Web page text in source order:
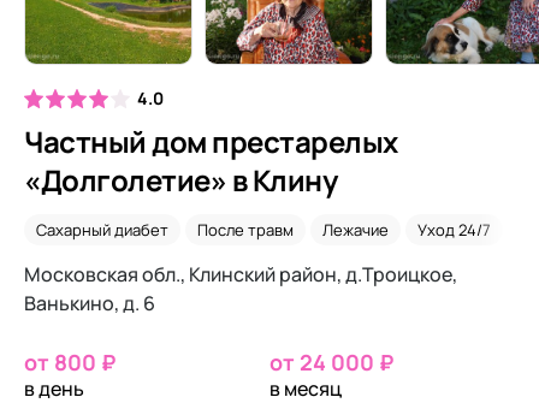
4.0
Частный дом престарелых
«Долголетие» в Клину
Сахарный диабет После травм Лежачие Уход 24/7
Московская обл., Клинский район, д.Троицкое,
Ванькино, д. 6
от 800 ₽
в день
от 24 000 ₽
в месяц